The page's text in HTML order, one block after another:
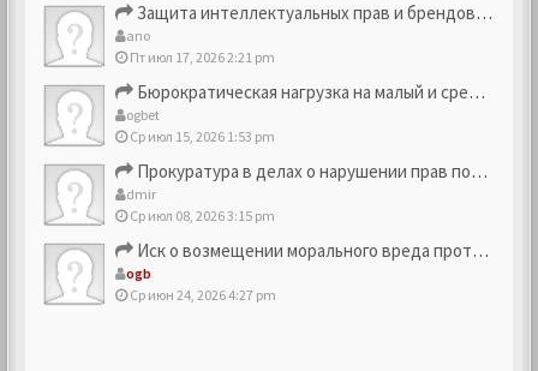
Защита интеллектуальных прав и брендовых активов
ano
Пт июл 17, 2026 2:21 pm
Бюрократическая нагрузка на малый и средний бизнес
ogbet
Ср июл 15, 2026 1:53 pm
Прокуратура в делах о нарушении прав потребителей
dmir
Ср июл 08, 2026 3:15 pm
Иск о возмещении морального вреда против компании
ogb
Ср июн 24, 2026 4:27 pm